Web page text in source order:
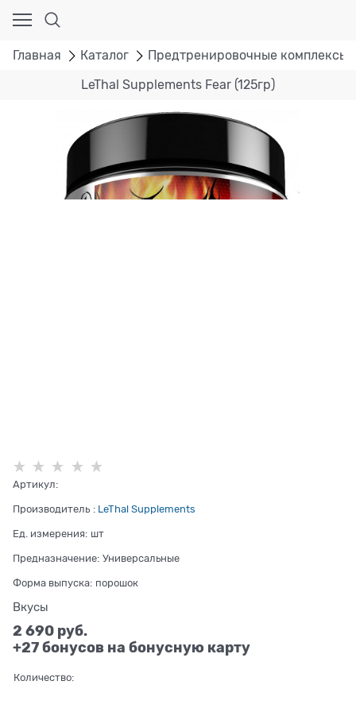
Главная Каталог Предтренировочные комплексы
LeThal Supplements Fear (125гр)
Артикул:
Производитель : LeThal Supplements
Ед. измерения: шт
Предназначение: Универсальные
Форма выпуска: порошок
Вкусы
2 690 руб.
+27 бонусов на бонусную карту
Количество: